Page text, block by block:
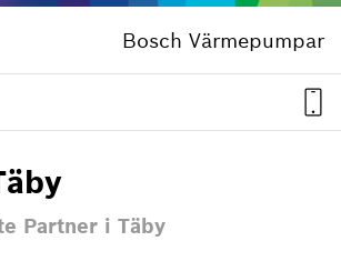
Bosch Värmepumpar
Partner i Täby